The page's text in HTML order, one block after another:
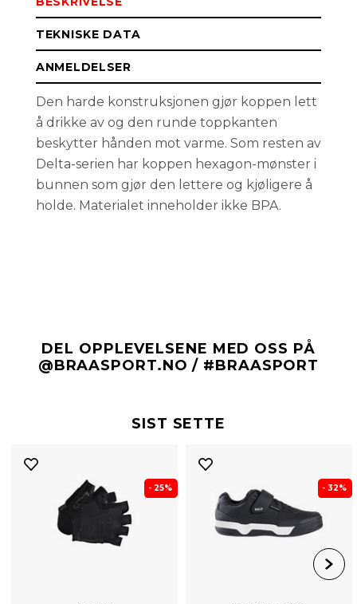
TEKNISKE DATA
ANMELDELSER
Den harde konstruksjonen gjør koppen lett
å drikke av og den runde toppkanten
beskytter hånden mot varme. Som resten av
Delta-serien har koppen hexagon-mønster i
bunnen som gjør den lettere og kjøligere å
holde. Materialet inneholder ikke BPA.
DEL OPPLEVELSENE MED OSS PÅ
@BRAASPORT.NO / #BRAASPORT
SIST SETTE
- 25% - 32%